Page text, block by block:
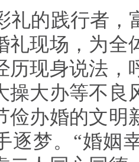
礼的践行者，
礼现场，为全
历现身说法
操大办等不良
俭办婚的文明
逐梦。“婚姻